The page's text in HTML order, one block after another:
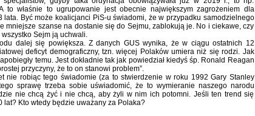
to właśnie to ugrupowanie jest obecnie największym zagrożeniem dla
Być może koalicjanci PiS-u świadomi, że w przypadku samodzielnego
mniejsze szanse na dostanie się do Sejmu, zablokują je. No i ciekawe, czy
Sejm ją uchwali.
dalej się powiększa. Z danych GUS wynika, że w ciągu ostatnich 12
deficyt demograficzny, tzn. więcej Polaków umiera niż się rodzi. Jak
temu. Jest dokładnie tak jak powiedział kiedyś śp. Ronald Reagan
przyczyny, że to on stanowi problem”.
nie robiąc tego świadomie (za to stwierdzenie w roku 1992 Gary Stanley
sprawę trzeba sobie uświadomić, że to wymieranie naszego narodu
nie chcą żyć i nie chcą, aby żyli w nim ich potomni. Jeśli ten trend się
lat? Kto wtedy będzie uważany za Polaka?